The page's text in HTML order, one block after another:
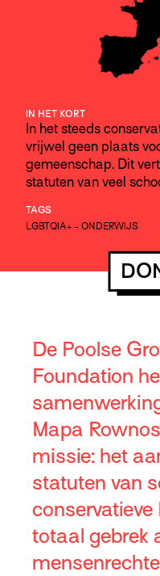
IN HET KORT
In het steeds
vrijwel geen plaats
gemeenschap. Dit
statuten van veel
TAGS
LGBTQIA+ - ONDERWIJS
De Poolse
Foundation
Mapa
missie: het
statuten van
conservatieve
totaal gebrek